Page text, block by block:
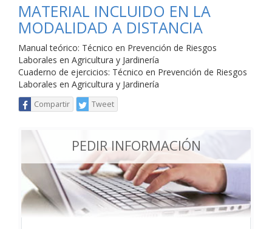
MATERIAL INCLUIDO EN LA
MODALIDAD A DISTANCIA
Manual teórico: Técnico en Prevención de Riesgos
Laborales en Agricultura y Jardinería
Cuaderno de ejercicios: Técnico en Prevención de Riesgos
Laborales en Agricultura y Jardinería
Compartir Tweet
PEDIR INFORMACIÓN